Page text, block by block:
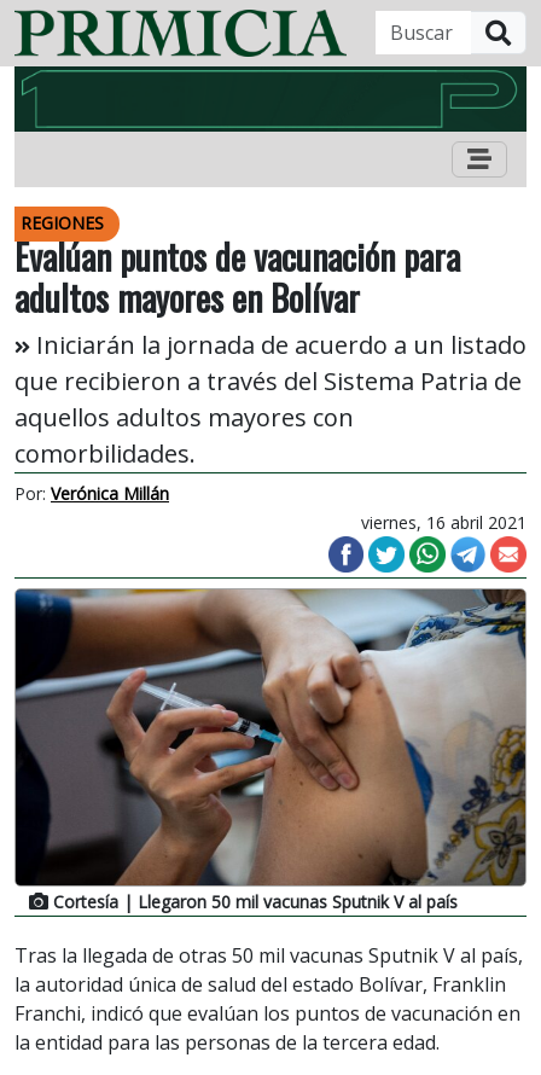
REGIONES
Evalúan puntos de vacunación para
adultos mayores en Bolívar
Iniciarán la jornada de acuerdo a un listado
que recibieron a través del Sistema Patria de
aquellos adultos mayores con
comorbilidades.
Por: Verónica Millán
viernes, 16 abril 2021
Cortesía | Llegaron 50 mil vacunas Sputnik V al país
Tras la llegada de otras 50 mil vacunas Sputnik V al país,
la autoridad única de salud del estado Bolívar, Franklin
Franchi, indicó que evalúan los puntos de vacunación en
la entidad para las personas de la tercera edad.